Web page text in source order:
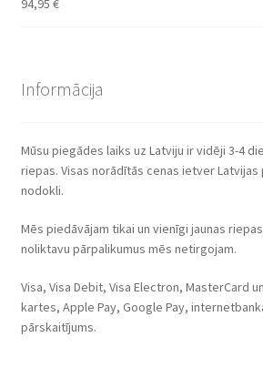
94,95 €
Informācija
Mūsu piegādes laiks uz Latviju ir vidēji 3-4
riepas. Visas norādītās cenas ietver
nodokli.
Mēs piedāvājam tikai un vienīgi jaunas
noliktavu pārpalikumus mēs netirgojam.
Visa, Visa Debit, Visa Electron, MasterCard
kartes, Apple Pay, Google Pay,
pārskaitījums.